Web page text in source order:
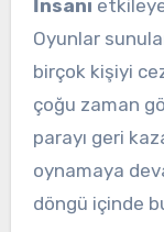
İnsanı
Oyunlar
birçok kişiyi
çoğu zaman
parayı geri
oynamaya
döngü içinde